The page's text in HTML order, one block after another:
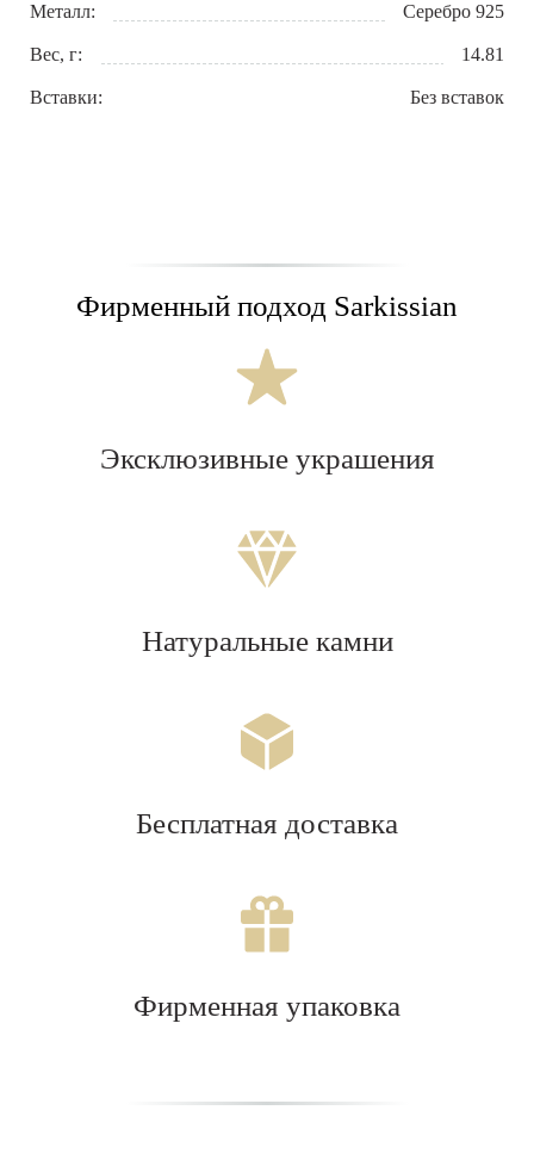
Металл: Серебро 925
Вес, г: 14.81
Вставки: Без вставок
Фирменный подход Sarkissian
Эксклюзивные украшения
Натуральные камни
Бесплатная доставка
Фирменная упаковка